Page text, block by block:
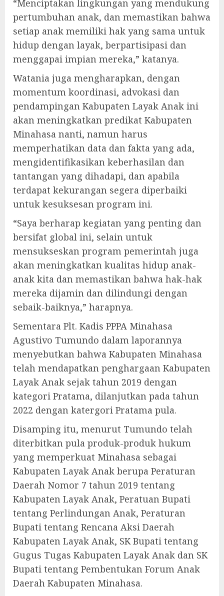
“Menciptakan lingkungan yang mendukung
pertumbuhan anak, dan memastikan bahwa
setiap anak memiliki hak yang sama untuk
hidup dengan layak, berpartisipasi dan
menggapai impian mereka,” katanya.
Watania juga mengharapkan, dengan
momentum koordinasi, advokasi dan
pendampingan Kabupaten Layak Anak ini
akan meningkatkan predikat Kabupaten
Minahasa nanti, namun harus
memperhatikan data dan fakta yang ada,
mengidentifikasikan keberhasilan dan
tantangan yang dihadapi, dan apabila
terdapat kekurangan segera diperbaiki
untuk kesuksesan program ini.
“Saya berharap kegiatan yang penting dan
bersifat global ini, selain untuk
mensukseskan program pemerintah juga
akan meningkatkan kualitas hidup anak-
anak kita dan memastikan bahwa hak-hak
mereka dijamin dan dilindungi dengan
sebaik-baiknya,” harapnya.
Sementara Plt. Kadis PPPA Minahasa
Agustivo Tumundo dalam laporannya
menyebutkan bahwa Kabupaten Minahasa
telah mendapatkan penghargaan Kabupaten
Layak Anak sejak tahun 2019 dengan
kategori Pratama, dilanjutkan pada tahun
2022 dengan katergori Pratama pula.
Disamping itu, menurut Tumundo telah
diterbitkan pula produk-produk hukum
yang memperkuat Minahasa sebagai
Kabupaten Layak Anak berupa Peraturan
Daerah Nomor 7 tahun 2019 tentang
Kabupaten Layak Anak, Peratuan Bupati
tentang Perlindungan Anak, Peraturan
Bupati tentang Rencana Aksi Daerah
Kabupaten Layak Anak, SK Bupati tentang
Gugus Tugas Kabupaten Layak Anak dan SK
Bupati tentang Pembentukan Forum Anak
Daerah Kabupaten Minahasa.